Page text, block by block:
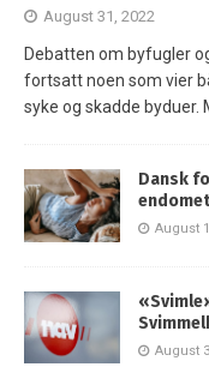
August 31, 2022
Debatten om byfugler
fortsatt noen som vier
syke og skadde byduer.
Dansk
August
August